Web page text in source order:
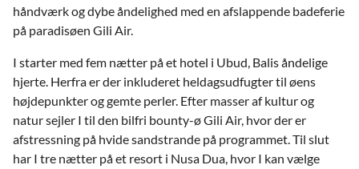
håndværk og dybe åndelighed med en afslappende badeferie
på paradisøen Gili Air.
I starter med fem nætter på et hotel i Ubud, Balis åndelige
hjerte. Herfra er der inkluderet heldagsudfugter til øens
højdepunkter og gemte perler. Efter masser af kultur og
natur sejler I til den bilfri bounty-ø Gili Air, hvor der er
afstressning på hvide sandstrande på programmet. Til slut
har I tre nætter på et resort i Nusa Dua, hvor I kan vælge